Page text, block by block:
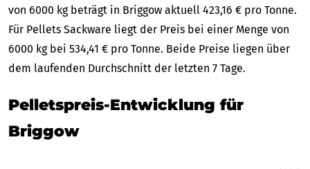
von 6000 kg beträgt in Briggow aktuell 423,16 € pro Tonne.
Für Pellets Sackware liegt der Preis bei einer Menge von
6000 kg bei 534,41 € pro Tonne. Beide Preise liegen über
dem laufenden Durchschnitt der letzten 7 Tage.
Pelletspreis-Entwicklung für
Briggow